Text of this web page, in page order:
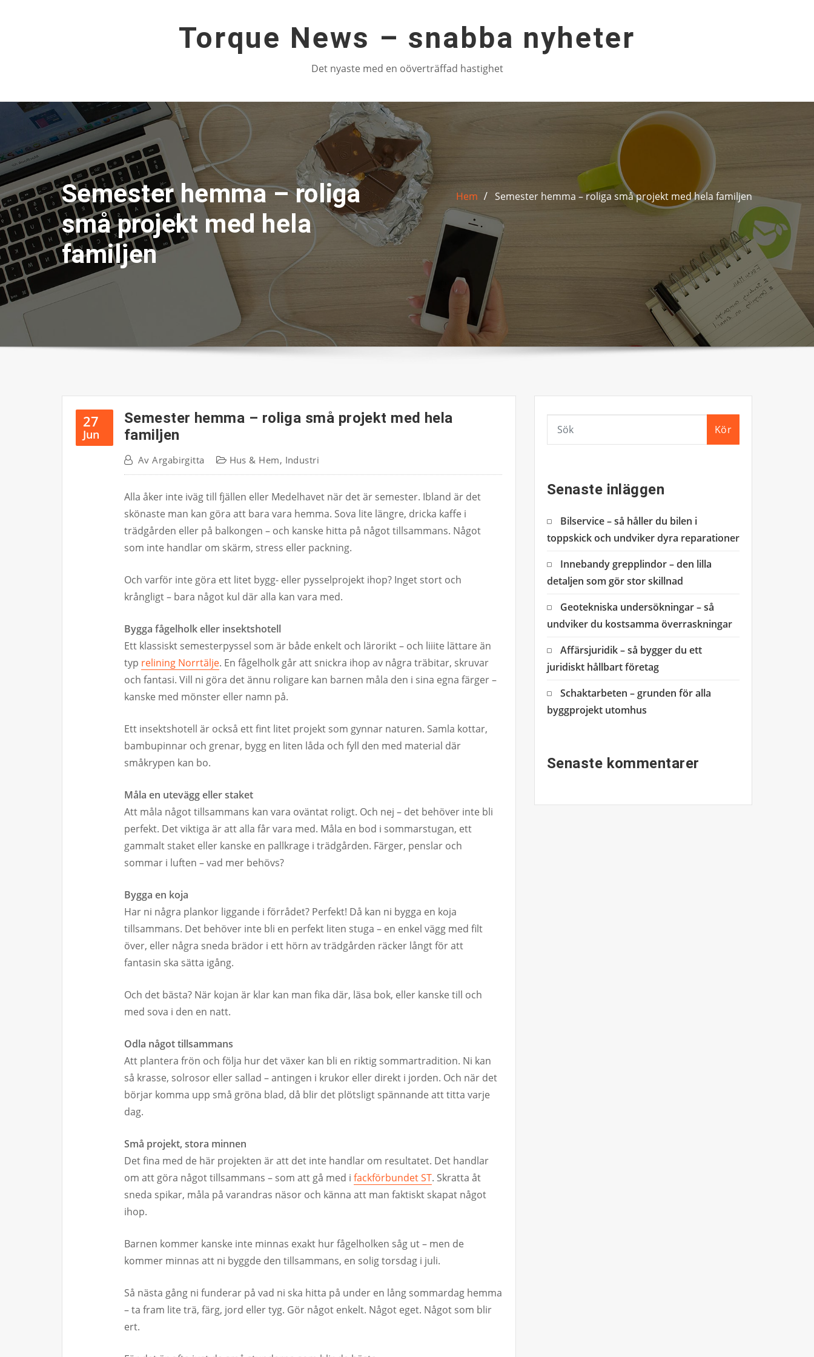
Torque News – snabba nyheter
Det nyaste med en oöverträffad hastighet
Semester hemma – roliga
små projekt med hela
familjen
Hem Semester hemma – roliga små projekt med hela familjen
27
Jun
Semester hemma – roliga små projekt med hela
familjen
AvArgabirgitta Hus & Hem, Industri
Alla åker inte iväg till fjällen eller Medelhavet när det är semester. Ibland är det
skönaste man kan göra att bara vara hemma. Sova lite längre, dricka kaffe i
trädgården eller på balkongen – och kanske hitta på något tillsammans. Något
som inte handlar om skärm, stress eller packning.
Och varför inte göra ett litet bygg- eller pysselprojekt ihop? Inget stort och
krångligt – bara något kul där alla kan vara med.
Bygga fågelholk eller insektshotell
Ett klassiskt semesterpyssel som är både enkelt och lärorikt – och liiite lättare än
typ relining Norrtälje. En fågelholk går att snickra ihop av några träbitar, skruvar
och fantasi. Vill ni göra det ännu roligare kan barnen måla den i sina egna färger –
kanske med mönster eller namn på.
Ett insektshotell är också ett fint litet projekt som gynnar naturen. Samla kottar,
bambupinnar och grenar, bygg en liten låda och fyll den med material där
småkrypen kan bo.
Måla en utevägg eller staket
Att måla något tillsammans kan vara oväntat roligt. Och nej – det behöver inte bli
perfekt. Det viktiga är att alla får vara med. Måla en bod i sommarstugan, ett
gammalt staket eller kanske en pallkrage i trädgården. Färger, penslar och
sommar i luften – vad mer behövs?
Bygga en koja
Har ni några plankor liggande i förrådet? Perfekt! Då kan ni bygga en koja
tillsammans. Det behöver inte bli en perfekt liten stuga – en enkel vägg med filt
över, eller några sneda brädor i ett hörn av trädgården räcker långt för att
fantasin ska sätta igång.
Och det bästa? När kojan är klar kan man fika där, läsa bok, eller kanske till och
med sova i den en natt.
Odla något tillsammans
Att plantera frön och följa hur det växer kan bli en riktig sommartradition. Ni kan
så krasse, solrosor eller sallad – antingen i krukor eller direkt i jorden. Och när det
börjar komma upp små gröna blad, då blir det plötsligt spännande att titta varje
dag.
Små projekt, stora minnen
Det fina med de här projekten är att det inte handlar om resultatet. Det handlar
om att göra något tillsammans – som att gå med i fackförbundet ST. Skratta åt
sneda spikar, måla på varandras näsor och känna att man faktiskt skapat något
ihop.
Barnen kommer kanske inte minnas exakt hur fågelholken såg ut – men de
kommer minnas att ni byggde den tillsammans, en solig torsdag i juli.
Så nästa gång ni funderar på vad ni ska hitta på under en lång sommardag hemma
– ta fram lite trä, färg, jord eller tyg. Gör något enkelt. Något eget. Något som blir
ert.
Kör
Senaste inläggen
Bilservice – så håller du bilen i
toppskick och undviker dyra reparationer
Innebandy grepplindor – den lilla
detaljen som gör stor skillnad
Geotekniska undersökningar – så
undviker du kostsamma överraskningar
Affärsjuridik – så bygger du ett
juridiskt hållbart företag
Schaktarbeten – grunden för alla
byggprojekt utomhus
Senaste kommentarer